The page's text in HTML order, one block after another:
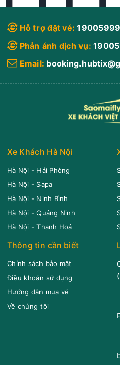
Hỗ trợ đặt vé:
Phản ánh dịch vụ:
Email:
Xe Khách Hà Nội
Hà Nội - Hải Phòng
Hà Nội - Sapa
Hà Nội - Ninh Bình
Hà Nội - Quảng Ninh
Hà Nội - Thanh Hoá
Thông tin cần biết
Chính sách bảo mật
Điều khoản sử dụng
Hướng dẫn mua vé
Về chúng tôi
(